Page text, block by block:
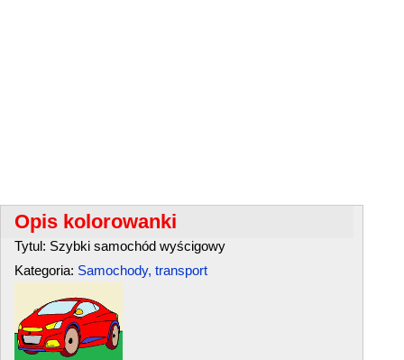
Opis kolorowanki
Tytul: Szybki samochód wyścigowy
Kategoria: Samochody, transport